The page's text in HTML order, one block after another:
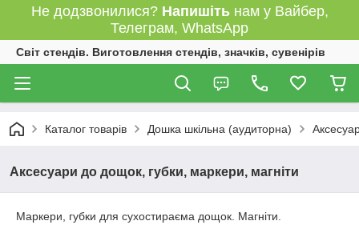
Не додзвонилися? Напишітьнам у Вайбер,
Телеграм, WhatsApp
Світ стендів. Виготовлення стендів, значків, сувенірів
Каталог товарів Дошка шкільна (аудиторна)
Аксесуари до дощок, губки, маркери, магніти
Маркери, губки для сухостираєма дощок. Магніти.